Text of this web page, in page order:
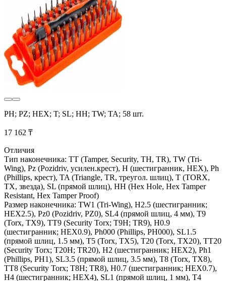
PH; PZ; HEX; T; SL; HH; TW; TA; 58 шт.
17 162 ₸
Отличия
Тип наконечника: TT (Tamper, Security, TH, TR), TW (Tri-
Wing), Pz (Pozidriv, усилен.крест), H (шестигранник, HEX), Ph
(Phillips, крест), TA (Triangle, TR, треугол. шлиц), T (TORX,
TX, звезда), SL (прямой шлиц), HH (Hex Hole, Hex Tamper
Resistant, Hex Tamper Proof)
Размер наконечника: TW1 (Tri-Wing), H2.5 (шестигранник;
HEX2.5), Pz0 (Pozidriv, PZ0), SL4 (прямой шлиц, 4 мм), T9
(Torx, TX9), TT9 (Security Torx; T9H; TR9), H0.9
(шестигранник; HEX0.9), Ph000 (Phillips, PH000), SL1.5
(прямой шлиц, 1.5 мм), T5 (Torx, TX5), T20 (Torx, TX20), TT20
(Security Torx; T20H; TR20), H2 (шестигранник; HEX2), Ph1
(Phillips, PH1), SL3.5 (прямой шлиц, 3.5 мм), T8 (Torx, TX8),
TT8 (Security Torx; T8H; TR8), H0.7 (шестигранник; HEX0.7),
H4 (шестигранник; HEX4), SL1 (прямой шлиц, 1 мм), T4